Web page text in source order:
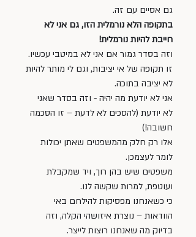
גם אסיים עם זה.
בתקופה הלא נורמלית הזו, גם אני לא
חייבת להיות נורמלית!
וזה בסדר גמור אם אני לא במיטבי עכשיו.
זו תקופה של אי יציבות, וגם לי מותר להיות
לא יציבה בתוכה.
אני לא יודעת מה יהיה - וזה בסדר שאני
לא יודעת (להסכים לא לדעת – זו הסכמה
חשובה!)
אלו רק חלק מהמשפטים שאתן יכולות
לומר לעצמכן.
משפטים שיש בהן רוך, ויד שמקבלת
ועוטפת, למרות שקשה לנו.
כי כשאנחנו מפסיקות להילחם באי
הוודאות – נוצרת איזושהי הקלה, וזה
בדיוק מה שאנחנו רוצות לייצר.